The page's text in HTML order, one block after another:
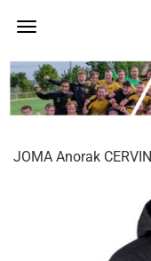
JOMA Anorak